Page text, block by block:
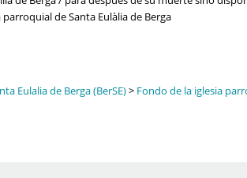
de Santa Eulàlia de Berga
Eulalia de Berga (BerSE)> Fondo de la iglesia